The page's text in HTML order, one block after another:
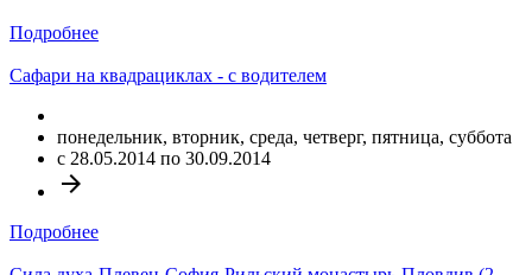
Подробнее
Сафари на квадрациклах - с водителем
понедельник, вторник, среда, четверг, пятница, суббота
c 28.05.2014 по 30.09.2014
arrow_forward
Подробнее